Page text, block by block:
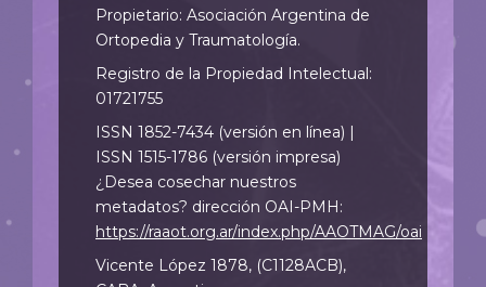
Propietario: Asociación Argentina de
Ortopedia y Traumatología.
Registro de la Propiedad Intelectual:
01721755
ISSN 1852-7434 (versión en línea) |
ISSN 1515-1786 (versión impresa)
¿Desea cosechar nuestros
metadatos? dirección OAI-PMH:
https://raaot.org.ar/index.php/AAOTMAG/oai
Vicente López 1878, (C1128ACB),